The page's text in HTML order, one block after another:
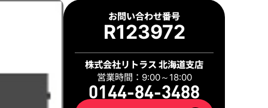
お問い合わせ番号
R123972
株式会社リトラス 北海道支店
営業時間：9:00～18:00
0144-84-3488